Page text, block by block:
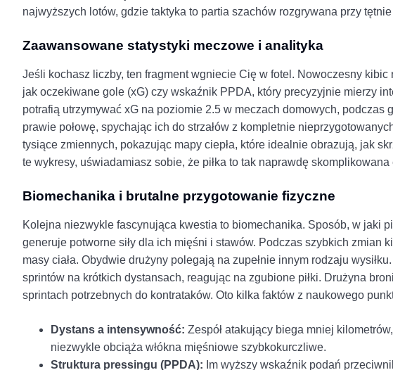
najwyższych lotów, gdzie taktyka to partia szachów rozgrywana przy
Zaawansowane statystyki meczowe i analityka
Jeśli kochasz liczby, ten fragment wgniecie Cię w fotel. Nowoczesny
jak oczekiwane gole (xG) czy wskaźnik PPDA, który precyzyjnie mierzy
potrafią utrzymywać xG na poziomie 2.5 w meczach domowych,
prawie połowę, spychając ich do strzałów z kompletnie
tysiące zmiennych, pokazując mapy ciepła, które idealnie obrazują, jak
te wykresy, uświadamiasz sobie, że piłka to tak naprawdę
Biomechanika i brutalne przygotowanie fizyczne
Kolejna niezwykle fascynująca kwestia to biomechanika. Sposób, w jaki
generuje potworne siły dla ich mięśni i stawów. Podczas szybkich
masy ciała. Obydwie drużyny polegają na zupełnie innym rodzaju
sprintów na krótkich dystansach, reagując na zgubione piłki. Drużyna
sprintach potrzebnych do kontrataków. Oto kilka faktów z naukowego
Dystans a intensywność: Zespół atakujący biega mniej
niezwykle obciąża włókna mięśniowe szybkokurczliwe.
Struktura pressingu (PPDA): Im wyższy wskaźnik podań